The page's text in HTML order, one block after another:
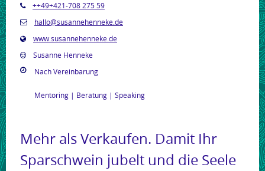
++49+421-708 275 59
hallo@susannehenneke.de
www.susannehenneke.de
Susanne Henneke
Nach Vereinbarung
Mentoring | Beratung | Speaking
Mehr als Verkaufen. Damit Ihr
Sparschwein jubelt und die Seele